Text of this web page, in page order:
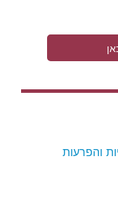
והפרעות